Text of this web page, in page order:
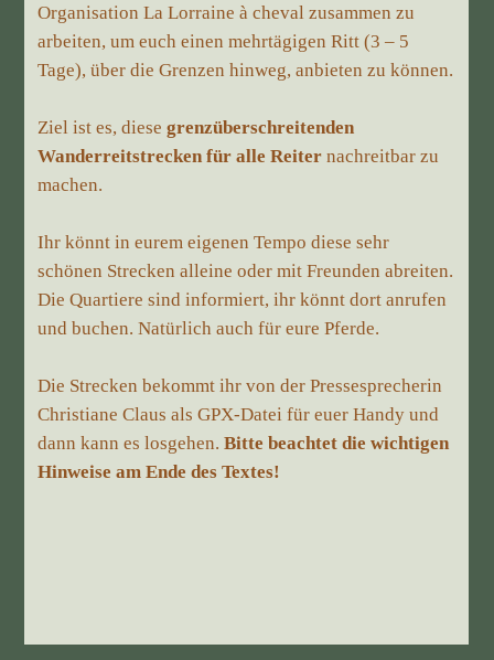
Organisation La Lorraine à cheval zusammen zu
arbeiten, um euch einen mehrtägigen Ritt (3 – 5
Tage), über die Grenzen hinweg, anbieten zu können.
Ziel ist es, diese grenzüberschreitenden
Wanderreitstrecken für alle Reiternachreitbar zu
machen.
Ihr könnt in eurem eigenen Tempo diese sehr
schönen Strecken alleine oder mit Freunden abreiten.
Die Quartiere sind informiert, ihr könnt dort anrufen
und buchen. Natürlich auch für eure Pferde.
Die Strecken bekommt ihr von der Pressesprecherin
Christiane Claus als GPX-Datei für euer Handy und
dann kann es losgehen. Bitte beachtet die wichtigen
Hinweise am Ende des Textes!